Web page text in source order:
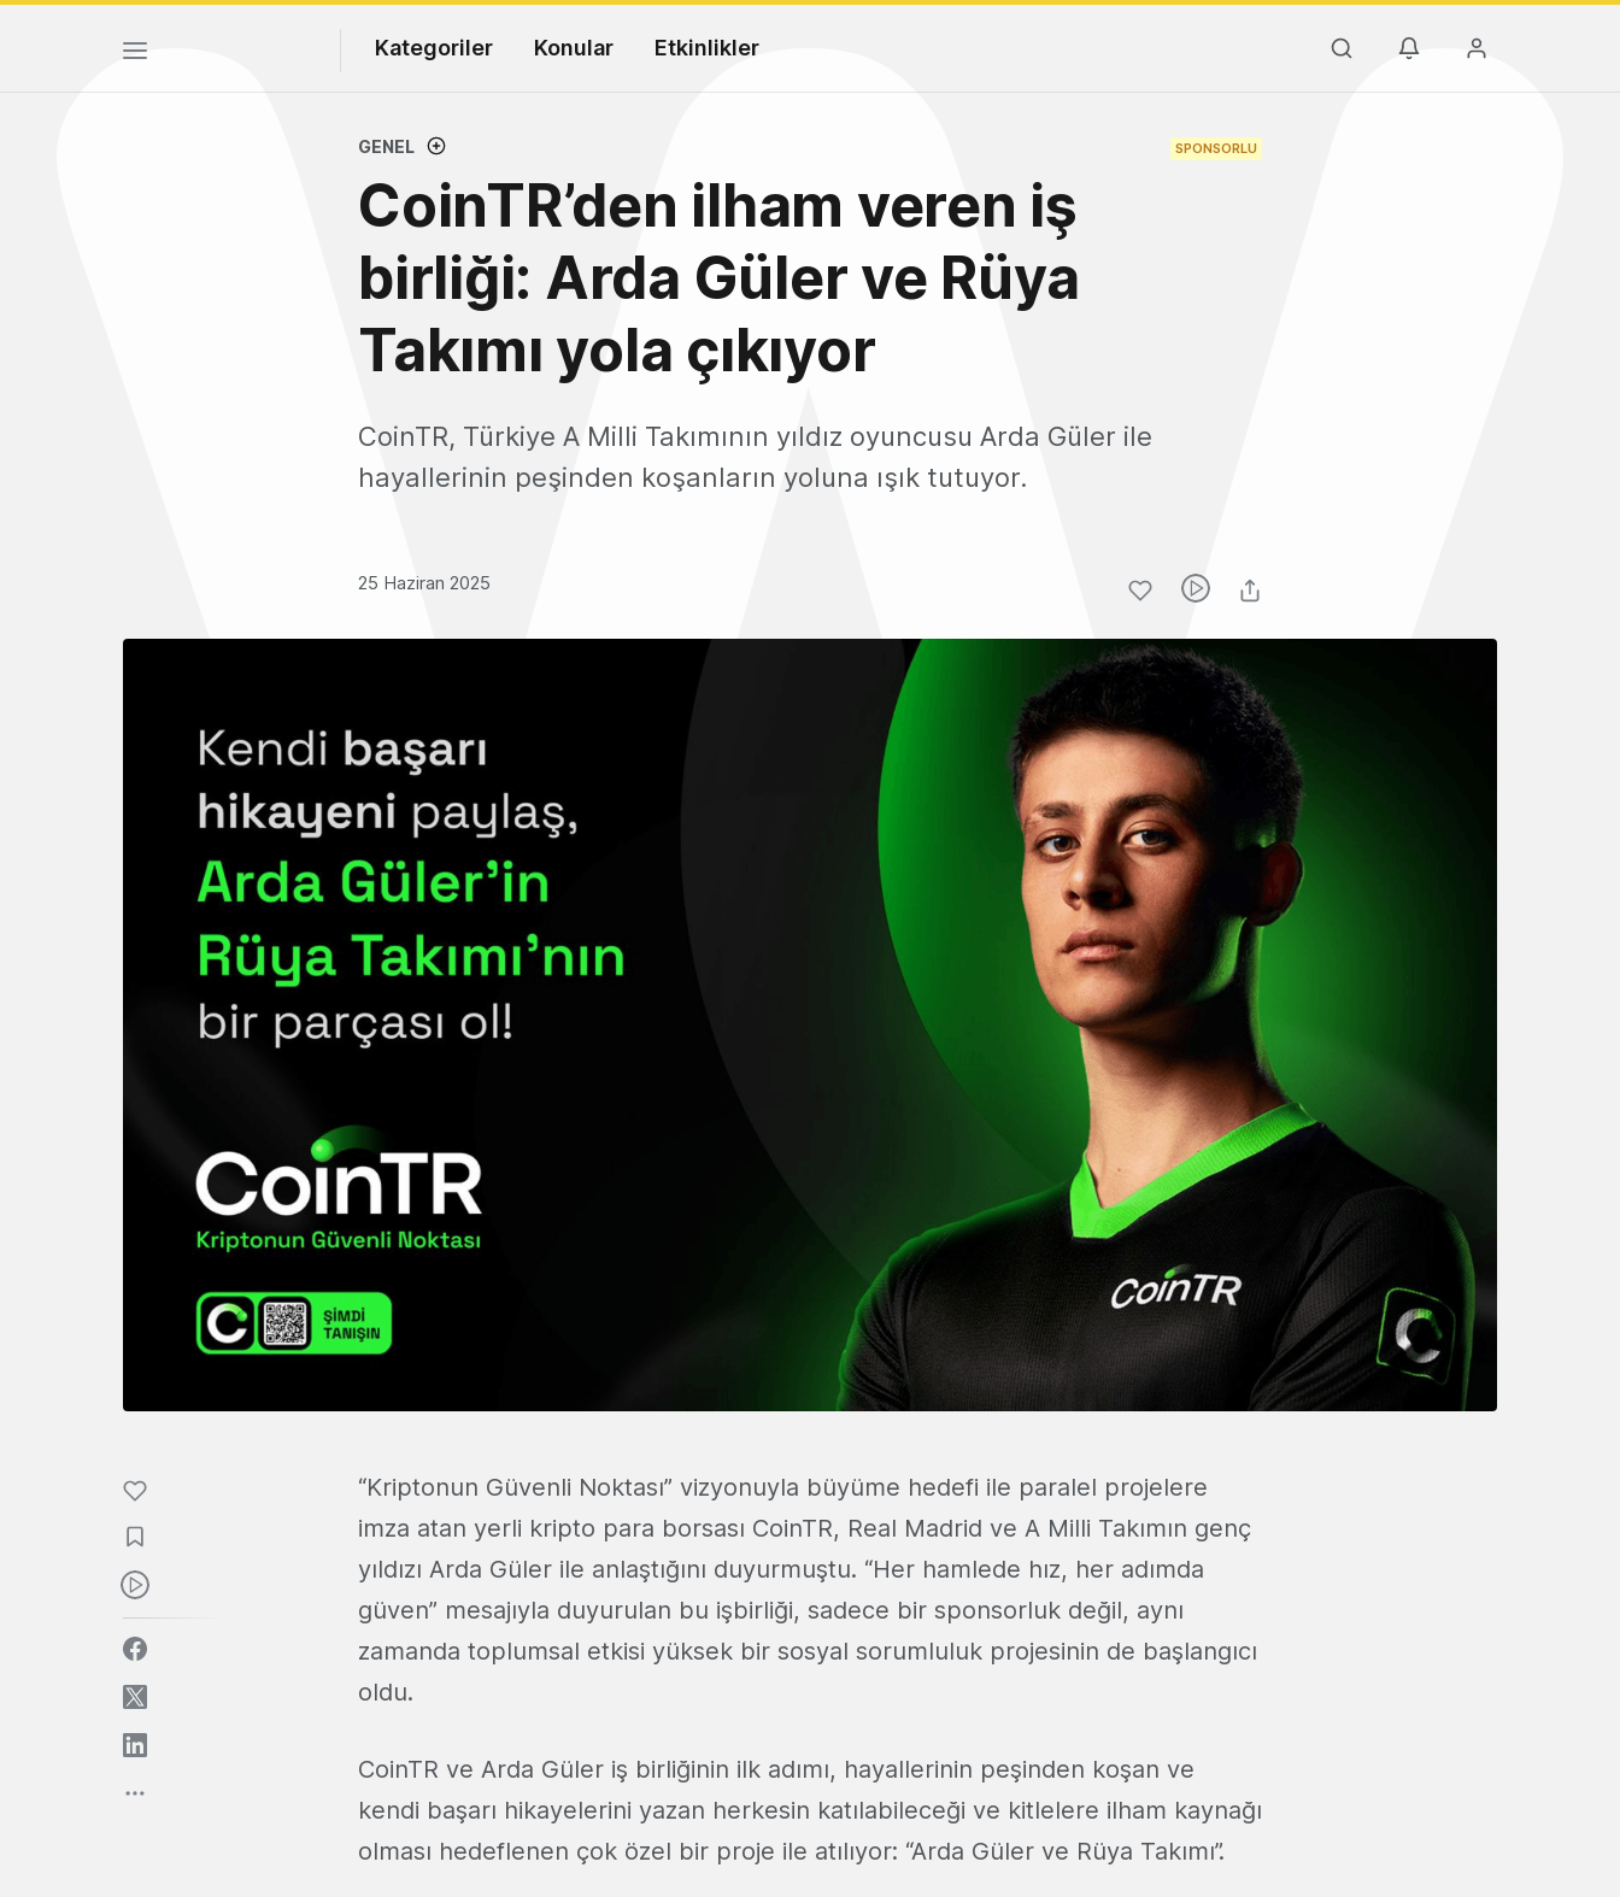
Kategoriler Konular Etkinlikler
GENEL SPONSORLU
CoinTR’den ilham veren iş
birliği: Arda Güler ve Rüya
Takımı yola çıkıyor
CoinTR, Türkiye A Milli Takımının yıldız oyuncusu Arda Güler ile
hayallerinin peşinden koşanların yoluna ışık tutuyor.
25 Haziran 2025
“Kriptonun Güvenli Noktası” vizyonuyla büyüme hedefi ile paralel projelere
imza atan yerli kripto para borsası CoinTR, Real Madrid ve A Milli Takımın genç
yıldızı Arda Güler ile anlaştığını duyurmuştu. “Her hamlede hız, her adımda
güven” mesajıyla duyurulan bu işbirliği, sadece bir sponsorluk değil, aynı
zamanda toplumsal etkisi yüksek bir sosyal sorumluluk projesinin de başlangıcı
oldu.
CoinTR ve Arda Güler iş birliğinin ilk adımı, hayallerinin peşinden koşan ve
kendi başarı hikayelerini yazan herkesin katılabileceği ve kitlelere ilham kaynağı
olması hedeflenen çok özel bir proje ile atılıyor: “Arda Güler ve Rüya Takımı”.